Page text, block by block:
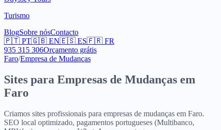
Turismo
BlogSobre nósContacto
🇵🇹 PT🇬🇧 EN🇪🇸 ES🇫🇷 FR
935 315 306Orçamento grátis
Faro/Empresa de Mudanças
Sites para Empresas de Mudanças em
Faro
Criamos sites profissionais para empresas de mudanças em Faro.
SEO local optimizado, pagamentos portugueses (Multibanco,